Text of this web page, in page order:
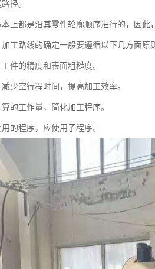
径。
上都是沿其零件轮廓顺序进行的，因此
工路线的确定一般要遵循以下几方面原
件的精度和表面粗糙度。
少空行程时间，提高加工效率。
的工作量，简化加工程序。
的程序，应使用子程序。